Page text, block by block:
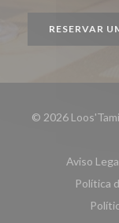
RESERVAR
© 2026
Aviso
Política